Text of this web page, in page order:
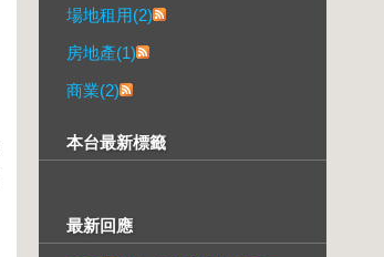
場地租用(2)
房地產(1)
商業(2)
本台最新標籤
最新回應